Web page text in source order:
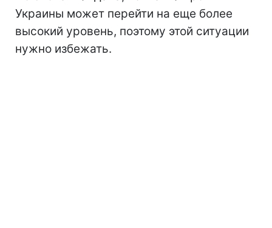
Украины может перейти на еще более
высокий уровень, поэтому этой ситуации
нужно избежать.